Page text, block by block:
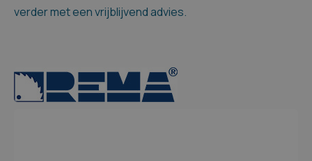
verder met een vrijblijvend advies.